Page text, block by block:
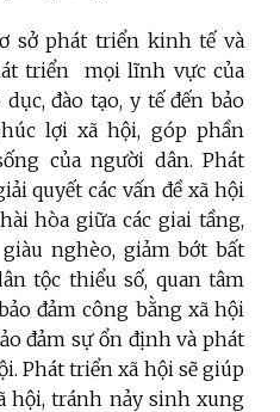
sở phát triển kinh tế và
triển
mọi lĩnh vực của
đào tạo, y tế đến bảo
lợi xã hội, góp phần
của người dân. Phát
quyết các vấn đề xã hội
hòa giữa các giai tầng,
nghèo, giảm bớt bất
tộc thiểu số, quan tâm
đảm công bằng xã hội
đảm sự ổn định và phát
Phát triển xã hội sẽ giúp
hội, tránh nảy sinh xung